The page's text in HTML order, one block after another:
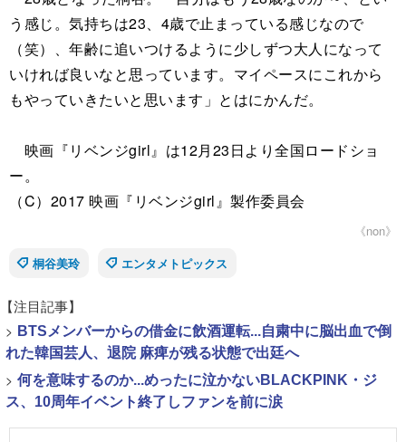
う感じ。気持ちは23、4歳で止まっている感じなので
（笑）、年齢に追いつけるように少しずつ大人になって
いければ良いなと思っています。マイペースにこれから
もやっていきたいと思います」とはにかんだ。
映画『リベンジgirl』は12月23日より全国ロードショ
ー。
（C）2017 映画『リベンジgirl』製作委員会
《non》
桐谷美玲
エンタメトピックス
【注目記事】
> BTSメンバーからの借金に飲酒運転...自粛中に脳出血で倒
れた韓国芸人、退院 麻痺が残る状態で出廷へ
> 何を意味するのか...めったに泣かないBLACKPINK・ジ
ス、10周年イベント終了しファンを前に涙